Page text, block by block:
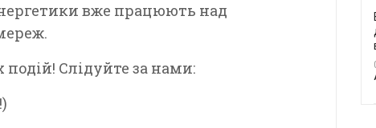
вже працюють над
Слідуйте за нами: